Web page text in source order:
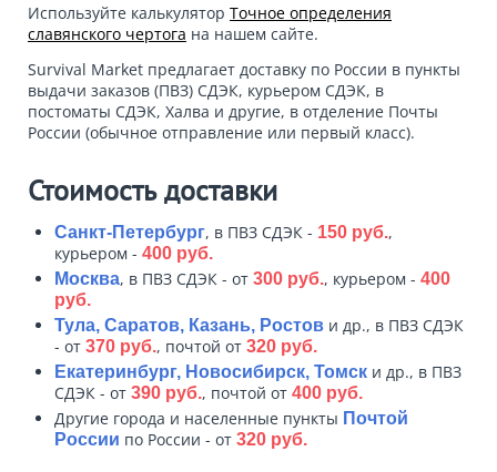
Используйте калькулятор Точное определения
славянского чертога на нашем сайте.
Survival Market предлагает доставку по России в пункты
выдачи заказов (ПВЗ) СДЭК, курьером СДЭК, в
постоматы СДЭК, Халва и другие, в отделение Почты
России (обычное отправление или первый класс).
Стоимость доставки
Санкт-Петербург, в ПВЗ СДЭК - 150 руб.,
курьером - 400 руб.
Москва, в ПВЗ СДЭК - от 300 руб., курьером - 400
руб.
Тула, Саратов, Казань, Ростов и др., в ПВЗ СДЭК
- от 370 руб., почтой от 320 руб.
Екатеринбург, Новосибирск, Томск и др., в ПВЗ
СДЭК - от 390 руб., почтой от 400 руб.
Другие города и населенные пункты Почтой
России по России - от 320 руб.